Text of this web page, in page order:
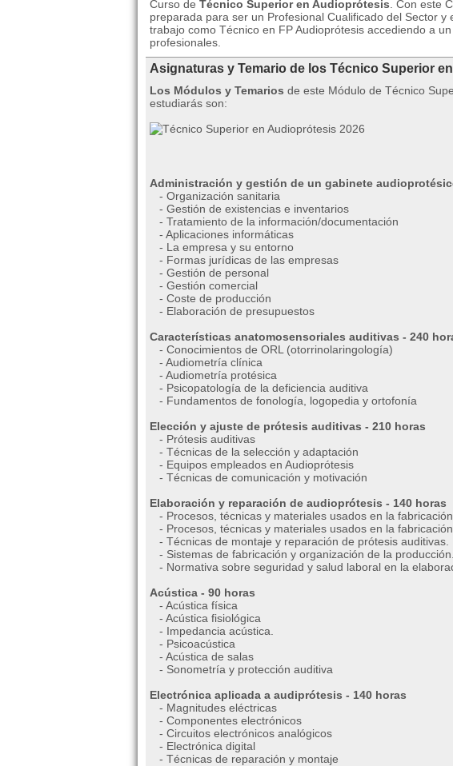
Curso de Técnico Superior en Audioprótesis . Con este
preparada para ser un Profesional Cualificado del Sector
trabajo como Técnico en FP Audioprótesis accediendo a
profesionales.
Asignaturas y Temario de los Técnico Superior
Los Módulos y Temarios de este Módulo de Técnico
estudiarás son:
Administración y gestión de un gabinete
- Organización sanitaria
- Gestión de existencias e inventarios
- Tratamiento de la información/documentación
- Aplicaciones informáticas
- La empresa y su entorno
- Formas jurídicas de las empresas
- Gestión de personal
- Gestión comercial
- Coste de producción
- Elaboración de presupuestos
Características anatomosensoriales auditivas - 240
- Conocimientos de ORL (otorrinolaringología)
- Audiometría clínica
- Audiometría protésica
- Psicopatología de la deficiencia auditiva
- Fundamentos de fonología, logopedia y ortofonía
Elección y ajuste de prótesis auditivas - 210 horas
- Prótesis auditivas
- Técnicas de la selección y adaptación
- Equipos empleados en Audioprótesis
- Técnicas de comunicación y motivación
Elaboración y reparación de audioprótesis - 140 horas
- Procesos, técnicas y materiales usados en la
- Procesos, técnicas y materiales usados en la
- Técnicas de montaje y reparación de prótesis auditivas.
- Sistemas de fabricación y organización de la producción.
- Normativa sobre seguridad y salud laboral en la
Acústica - 90 horas
- Acústica física
- Acústica fisiológica
- Impedancia acústica.
- Psicoacústica
- Acústica de salas
- Sonometría y protección auditiva
Electrónica aplicada a audiprótesis - 140 horas
- Magnitudes eléctricas
- Componentes electrónicos
- Circuitos electrónicos analógicos
- Electrónica digital
- Técnicas de reparación y montaje